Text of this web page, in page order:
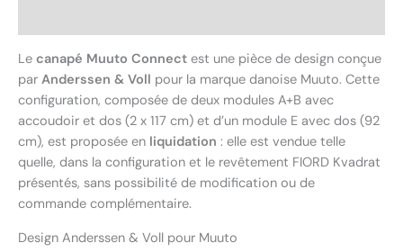
Le canapé Muuto Connect est une pièce de design conçue
par Anderssen & Voll pour la marque danoise Muuto. Cette
configuration, composée de deux modules A+B avec
accoudoir et dos (2 x 117 cm) et d’un module E avec dos (92
cm), est proposée en liquidation : elle est vendue telle
quelle, dans la configuration et le revêtement FIORD Kvadrat
présentés, sans possibilité de modification ou de
commande complémentaire.
Design Anderssen & Voll pour Muuto